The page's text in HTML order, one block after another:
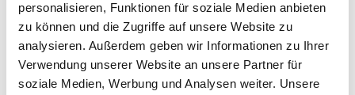
personalisieren, Funktionen für soziale Medien anbieten
zu können und die Zugriffe auf unsere Website zu
analysieren. Außerdem geben wir Informationen zu Ihrer
Verwendung unserer Website an unsere Partner für
soziale Medien, Werbung und Analysen weiter. Unsere
los analistas.
El "Data Quadrant" de SoftwareReviews evalúa y clasifica los
productos basándose en la información de los clientes reales. La